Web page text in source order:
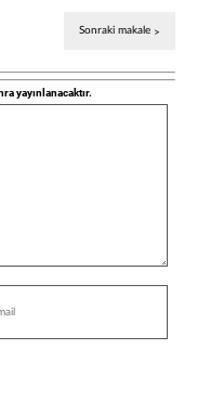
Sonraki makale
yayınlanacaktır.